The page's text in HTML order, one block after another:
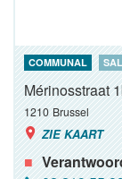
COMMUNAL
Mérinosstraat
1210 Brussel
ZIE KAART